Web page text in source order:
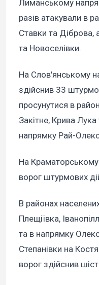
Лиманському
разів атакували в
Ставки та Діброва,
та Новоселівки.
На Слов'янському
здійснив 33
просунутися в
Закітне, Крива Лука
напрямку Рай-
На
ворог штурмових
В районах
Плещіївка,
та в напрямку
Степанівки на
ворог здійснив